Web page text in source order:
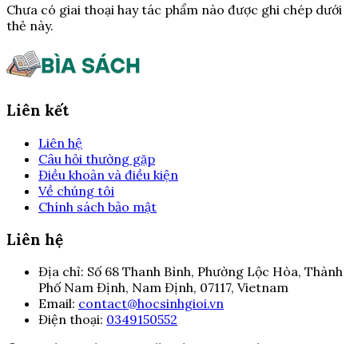
Chưa có giai thoại hay tác phẩm nào được ghi chép dưới
thẻ này.
Liên kết
Liên hệ
Câu hỏi thường gặp
Điều khoản và điều kiện
Về chúng tôi
Chính sách bảo mật
Liên hệ
Địa chỉ: Số 68 Thanh Bình, Phường Lộc Hòa, Thành
Phố Nam Định, Nam Định, 07117, Vietnam
Email: contact@hocsinhgioi.vn
Điện thoại: 0349150552